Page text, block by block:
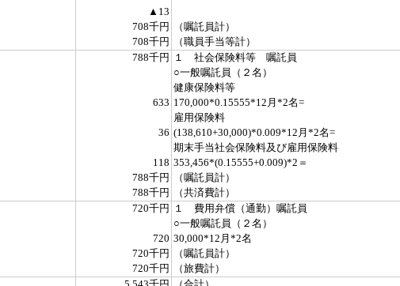
▲13
708千円 （嘱託員計）
708千円 （職員手当等計）
788千円 １ 社会保険料等 嘱託員
○一般嘱託員（２名）
健康保険料等
633 170,000*0.15555*12月*2名=
雇用保険料
36 (138,610+30,000)*0.009*12月*2名=
期末手当社会保険料及び雇用保険料
118 353,456*(0.15555+0.009)*2＝
788千円 （嘱託員計）
788千円 （共済費計）
720千円 １ 費用弁償（通勤）嘱託員
○一般嘱託員（２名）
720 30,000*12月*2名
720千円 （嘱託員計）
720千円 （旅費計）